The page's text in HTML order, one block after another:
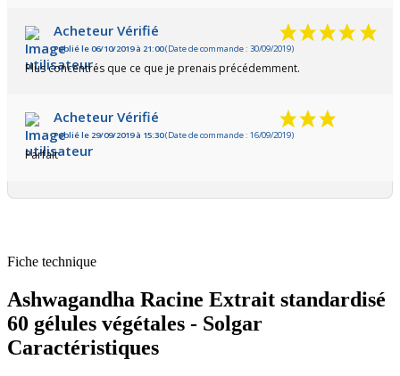
Acheteur Vérifié
Publié le 06/10/2019 à 21:00(Date de commande : 30/09/2019)
Plus concentrés que ce que je prenais précédemment.
Acheteur Vérifié
Publié le 29/09/2019 à 15:30(Date de commande : 16/09/2019)
Parfait
Fiche technique
Ashwagandha Racine Extrait standardisé
60 gélules végétales - Solgar
Caractéristiques